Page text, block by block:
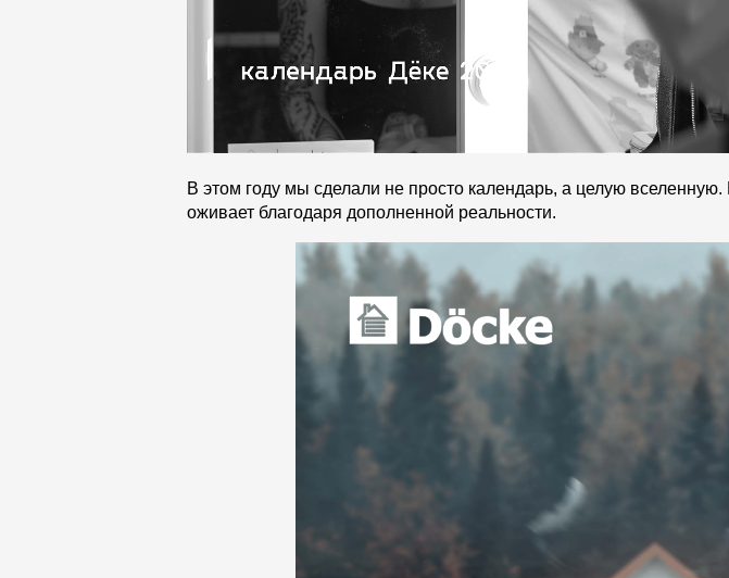
В этом году мы сделали не просто календарь, а целую
оживает благодаря дополненной реальности.